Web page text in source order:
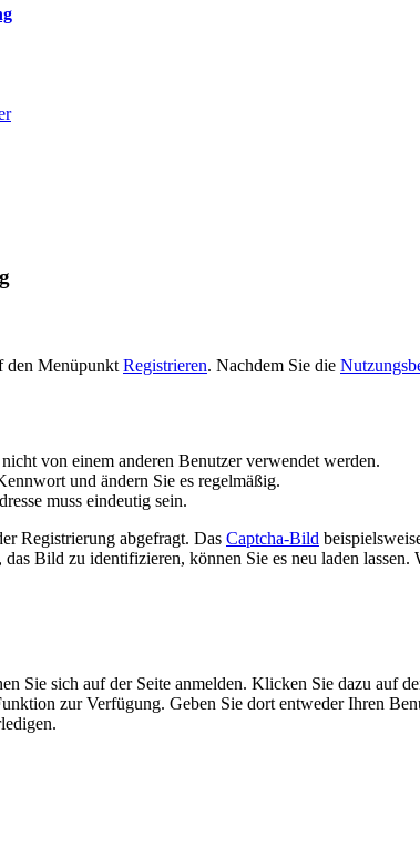
den Menüpunkt Registrieren. Nachdem Sie die
von einem anderen Benutzer verwendet werden.
und ändern Sie es regelmäßig.
muss eindeutig sein.
Registrierung abgefragt. Das Captcha-Bild
Bild zu identifizieren, können Sie es neu laden
Sie sich auf der Seite anmelden. Klicken Sie dazu auf
zur Verfügung. Geben Sie dort entweder Ihren